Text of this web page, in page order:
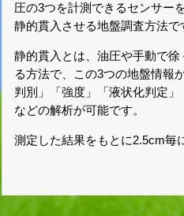
圧の3つを計測できるセンサー
静的貫入させる地盤調査方法で
静的貫入とは、油圧や手動で徐
る方法で、この3つの地盤情報
判別」「強度」「液状化判定」
などの解析が可能です。
測定した結果をもとに2.5cm毎